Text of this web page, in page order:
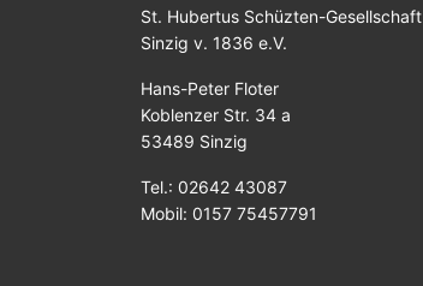
St. Hubertus Schüzten-Gesellschaft
Sinzig v. 1836 e.V.
Hans-Peter Floter
Koblenzer Str. 34 a
53489 Sinzig
Tel.: 02642 43087
Mobil: 0157 75457791